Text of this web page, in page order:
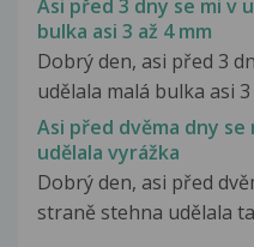
Asi před 3 dny se mi v
bulka asi 3 až 4 mm
Dobrý den, asi před 3
udělala malá bulka asi 3
Asi před dvěma dny
udělala vyrážka
Dobrý den, asi před
straně stehna udělala